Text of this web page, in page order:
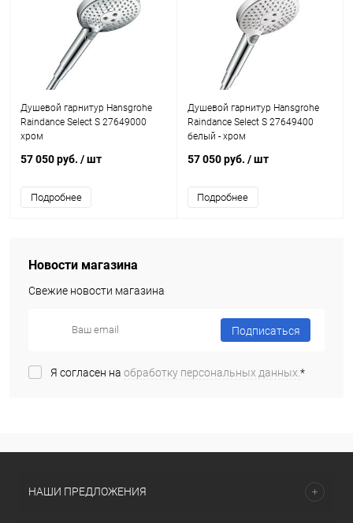
Душевой гарнитур Hansgrohe
Raindance Select S 27649000
хром
57 050 руб. / шт
Подробнее
Душевой гарнитур Hansgrohe
Raindance Select S 27649400
белый - хром
57 050 руб. / шт
Подробнее
Новости магазина
Свежие новости магазина
Подписаться
Я согласен на обработку персональных данных.*
НАШИ ПРЕДЛОЖЕНИЯ